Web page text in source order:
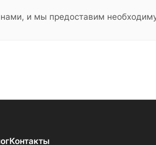
нами, и мы предоставим
Контакты